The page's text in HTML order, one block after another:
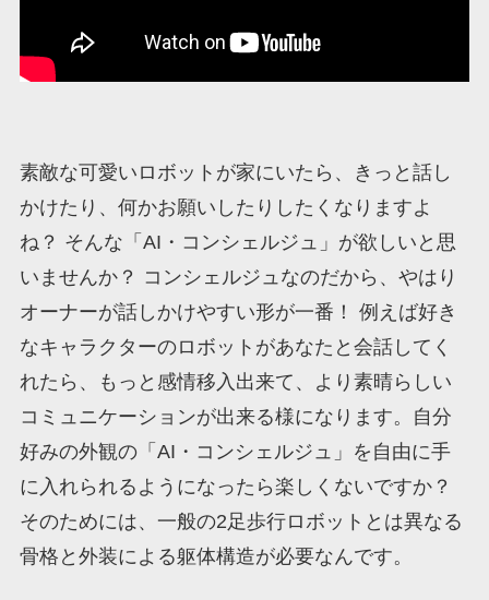
素敵な可愛いロボットが家にいたら、きっと話し
かけたり、何かお願いしたりしたくなりますよ
ね？ そんな「AI・コンシェルジュ」が欲しいと思
いませんか？ コンシェルジュなのだから、やはり
オーナーが話しかけやすい形が一番！ 例えば好き
なキャラクターのロボットがあなたと会話してく
れたら、もっと感情移入出来て、より素晴らしい
コミュニケーションが出来る様になります。自分
好みの外観の「AI・コンシェルジュ」を自由に手
に入れられるようになったら楽しくないですか？
そのためには、一般の2足歩行ロボットとは異なる
骨格と外装による躯体構造が必要なんです。